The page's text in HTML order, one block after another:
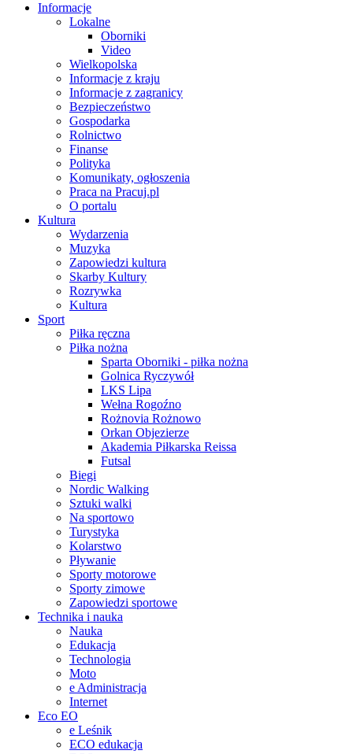
Informacje
Lokalne
Oborniki
Video
Wielkopolska
Informacje z kraju
Informacje z zagranicy
Bezpieczeństwo
Gospodarka
Rolnictwo
Finanse
Polityka
Komunikaty, ogłoszenia
Praca na Pracuj.pl
O portalu
Kultura
Wydarzenia
Muzyka
Zapowiedzi kultura
Skarby Kultury
Rozrywka
Kultura
Sport
Piłka ręczna
Piłka nożna
Sparta Oborniki - piłka nożna
Golnica Ryczywół
LKS Lipa
Wełna Rogoźno
Rożnovia Rożnowo
Orkan Objezierze
Akademia Piłkarska Reissa
Futsal
Biegi
Nordic Walking
Sztuki walki
Na sportowo
Turystyka
Kolarstwo
Pływanie
Sporty motorowe
Sporty zimowe
Zapowiedzi sportowe
Technika i nauka
Nauka
Edukacja
Technologia
Moto
e Administracja
Internet
Eco EO
e Leśnik
ECO edukacja